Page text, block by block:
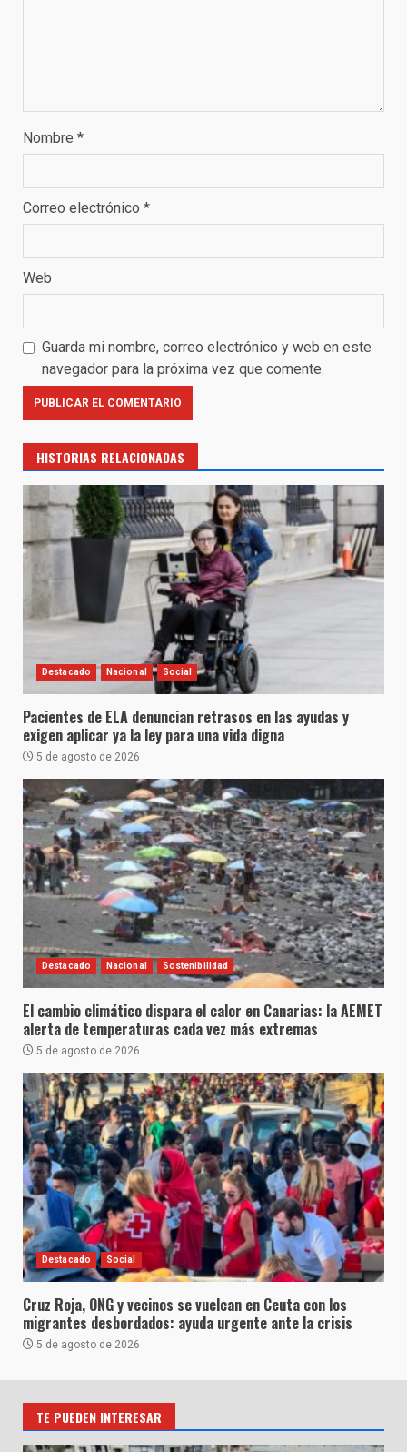
Nombre *
Correo electrónico *
Web
Guarda mi nombre, correo electrónico y web en este
navegador para la próxima vez que comente.
HISTORIAS RELACIONADAS
Destacado Nacional Social
Pacientes de ELA denuncian retrasos en las ayudas y
exigen aplicar ya la ley para una vida digna
5 de agosto de 2026
Destacado Nacional Sostenibilidad
El cambio climático dispara el calor en Canarias: la AEMET
alerta de temperaturas cada vez más extremas
5 de agosto de 2026
Destacado Social
Cruz Roja, ONG y vecinos se vuelcan en Ceuta con los
migrantes desbordados: ayuda urgente ante la crisis
5 de agosto de 2026
TE PUEDEN INTERESAR